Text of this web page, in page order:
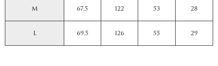
M 67.5 122 53 28
L 69.5 126 55 29